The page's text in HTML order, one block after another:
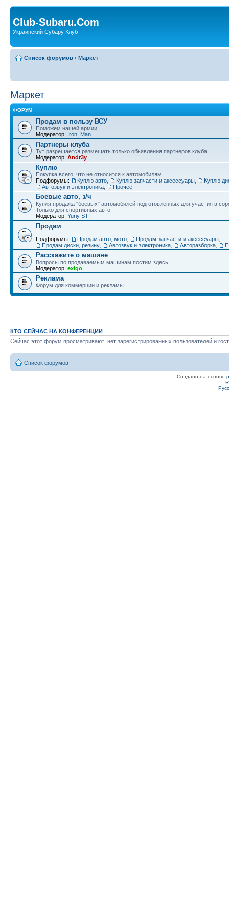
Club-Subaru.Com
Украинский Субару Клуб
Список форумов ‹ Маркет
Маркет
ФОРУМ
Продам в пользу ВСУ
Поможем нашей армии!
Модератор: Iron_Man
Партнеры клуба
Тут разрешается размещать только обьявления партнеров клуба
Модератор: Andr3y
Куплю
Покупка всего, что не относится к автомобилям
Подфорумы:
Куплю авто Куплю запчасти и аксессуары
Куплю
Автозвук и электроника
Прочее
Боевые авто, з/ч
Купля продажа "боевых" автомобилей подготовленных для участия в
Только для спортивных авто.
Модератор: Yuriy STI
Продам
Подфорумы: Продам авто, мото Продам запчасти и аксессуары
Продам диски, резину
Автозвук и электроника Авторазборка
Расскажите о машине
Вопросы по продаваемым машинам постим здесь.
Модератор: exigo
Реклама
Форум для коммерции и рекламы
КТО СЕЙЧАС НА КОНФЕРЕНЦИИ
Сейчас этот форум просматривают: нет зарегистрированных пользователей и
Список форумов
Создано на основе